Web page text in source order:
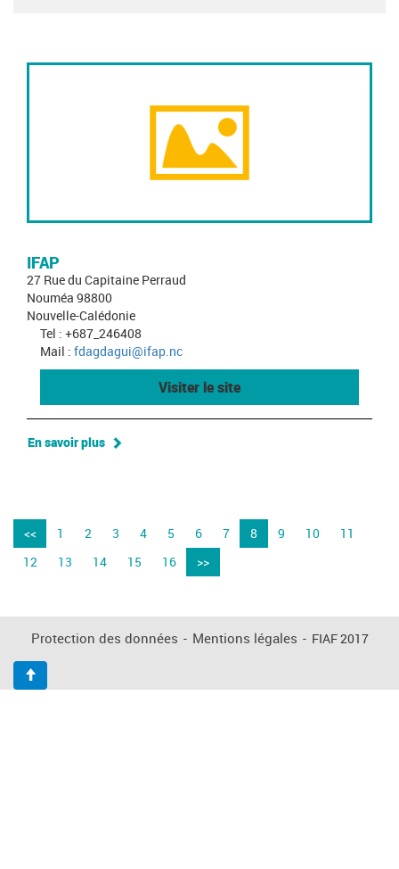
IFAP
27 Rue du Capitaine Perraud
Nouméa 98800
Nouvelle-Calédonie
Tel : +687_246408
Mail : fdagdagui@ifap.nc
Visiter le site
En savoir plus
<< 1 2 3 4 5 6 7 8 9 10
11
12
13 14 15 16 >>
Protection des données - Mentions légales - FIAF 2017